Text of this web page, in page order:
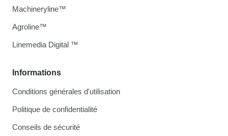
Informations
Conditions générales d'utilisation
Politique de confidentialité
Conseils de sécurité
Machineryline™
Agroline™
Linemedia Digital ™